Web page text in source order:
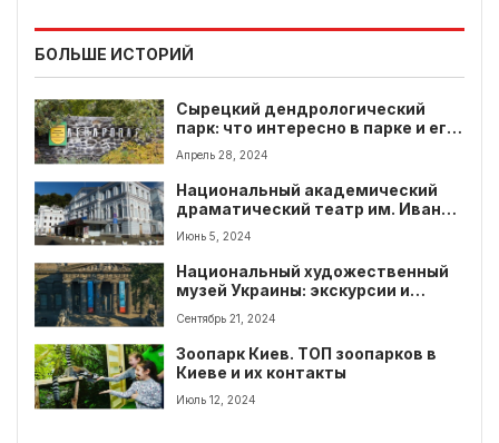
БОЛЬШЕ ИСТОРИЙ
Сырецкий дендрологический
парк: что интересно в парке и его
история
Апрель 28, 2024
Национальный академический
драматический театр им. Ивана
Франко
Июнь 5, 2024
Национальный художественный
музей Украины: экскурсии и
график работы
Сентябрь 21, 2024
Зоопарк Киев. ТОП зоопарков в
Киеве и их контакты
Июль 12, 2024